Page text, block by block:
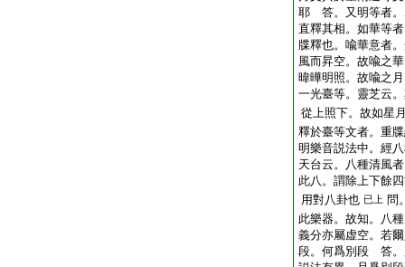
耶 答。又明等者。
直釋其相。如華等
牒釋也。喩華意者
風而昇空。故喩之
暐曄明照。故喩之
一光臺等。靈芝云
從上照下。故如星
釋於臺等文者。重
明樂音説法中。經
天台云。八種清風
此八。謂除上下餘
用對八卦也 已上 問
此樂器。故知。八
義分亦屬虚空。若
段。何爲別段 答。